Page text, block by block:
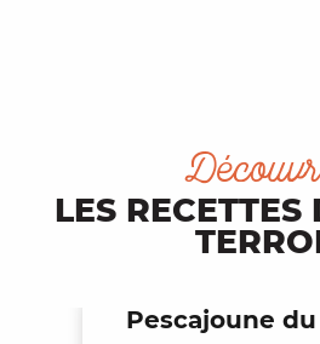
LES RECETTES
Pescajoune